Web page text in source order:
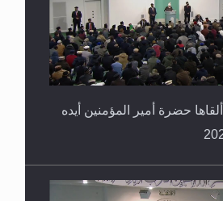
حضرة أمير المؤمنين أيده